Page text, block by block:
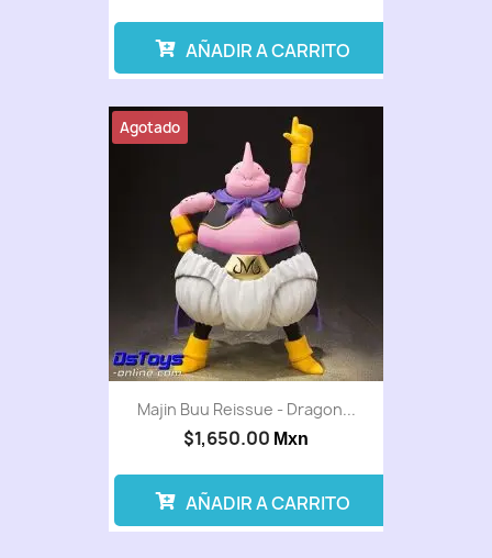
AÑADIR A CARRITO
Majin Buu Reissue - Dragon...
$1,650.00 Mxn
Agotado
AÑADIR A CARRITO